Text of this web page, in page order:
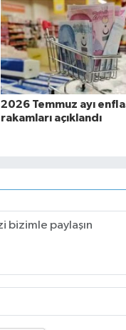
2026 Temmuz ayı
rakamları açıklandı